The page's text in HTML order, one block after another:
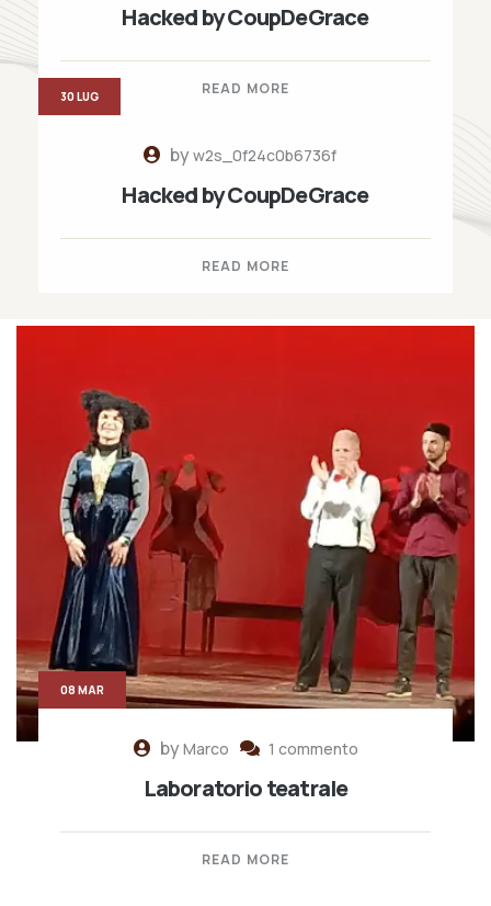
Hacked by CoupDeGrace
READ MORE
byw2s_0f24c0b6736f
Hacked by CoupDeGrace
READ MORE
30 LUG
byMarco 1 commento
Laboratorio teatrale
READ MORE
08 MAR